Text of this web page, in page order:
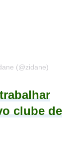
(@zidane)
clube de